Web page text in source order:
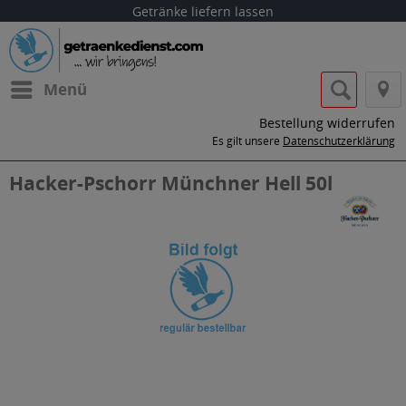
Getränke liefern lassen
Menü
Bestellung widerrufen
Es gilt unsere Datenschutzerklärung
Hacker-Pschorr Münchner Hell 50l